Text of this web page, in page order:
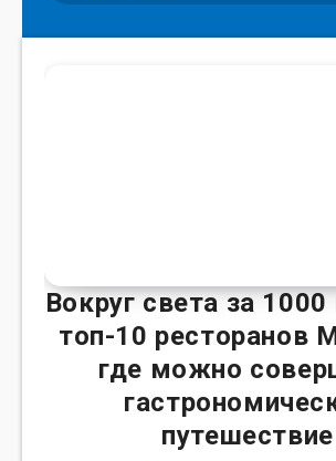
Вокруг света за 1000
топ-10 ресторанов
где можно
путешествие